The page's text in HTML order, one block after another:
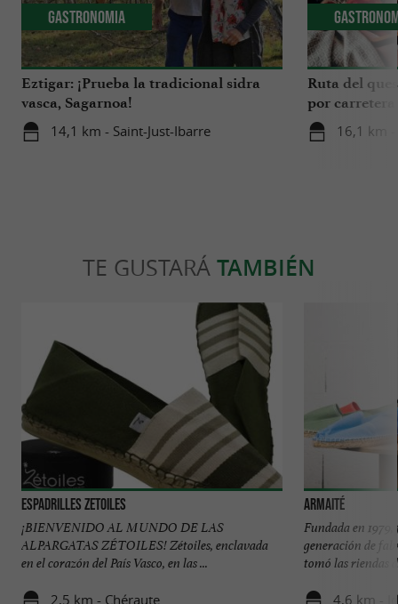
Eztigar: ¡Prueba la tradicional sidra
vasca, Sagarnoa!
14,1 km - Saint-Just-Ibarre
Gastronomia
Ruta del
por carretera
Iraty
16,1 km
TE GUSTARÁ TAMBIÉN
Espadrilles Zetoiles
¡BIENVENIDO AL MUNDO DE LAS
ALPARGATAS ZÉTOILES! Zétoiles, enclavada
en el corazón del País Vasco, en las ...
2,5 km - Chéraute
Armaité
Fundada en
generación de
tomó las riendas
4,6 km -